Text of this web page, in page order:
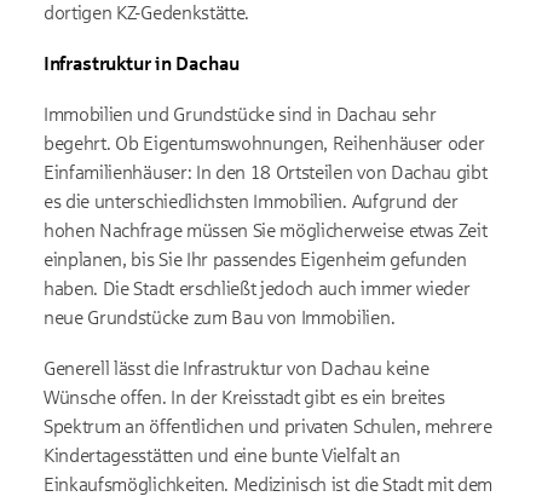
dortigen KZ-Gedenkstätte.
Infrastruktur in Dachau
Immobilien und Grundstücke sind in Dachau sehr
begehrt. Ob Eigentumswohnungen, Reihenhäuser oder
Einfamilienhäuser: In den 18 Ortsteilen von Dachau gibt
es die unterschiedlichsten Immobilien. Aufgrund der
hohen Nachfrage müssen Sie möglicherweise etwas Zeit
einplanen, bis Sie Ihr passendes Eigenheim gefunden
haben. Die Stadt erschließt jedoch auch immer wieder
neue Grundstücke zum Bau von Immobilien.
Generell lässt die Infrastruktur von Dachau keine
Wünsche offen. In der Kreisstadt gibt es ein breites
Spektrum an öffentlichen und privaten Schulen, mehrere
Kindertagesstätten und eine bunte Vielfalt an
Einkaufsmöglichkeiten. Medizinisch ist die Stadt mit dem